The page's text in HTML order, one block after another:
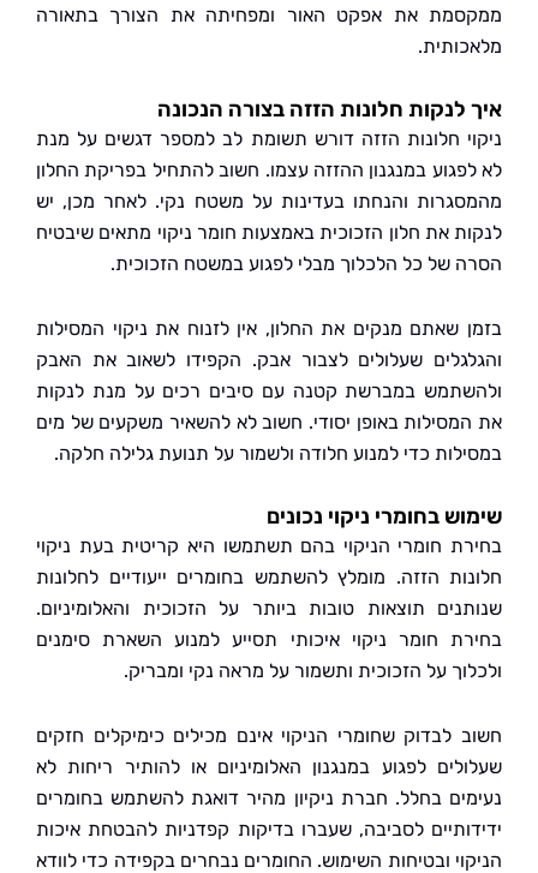
את אפקט האור ומפחיתה את הצורך בתאורה
חלונות הזזה בצורה הנכונה
חלונות הזזה דורש תשומת לב למספר דגשים על מנת
במנגנון ההזזה עצמו. חשוב להתחיל בפריקת החלון
והנחתו בעדינות על משטח נקי. לאחר מכן, יש
את חלון הזכוכית באמצעות חומר ניקוי מתאים שיבטיח
של כל הלכלוך מבלי לפגוע במשטח הזכוכית.
שאתם מנקים את החלון, אין לזנוח את ניקוי המסילות
שעלולים לצבור אבק. הקפידו לשאוב את האבק
במברשת קטנה עם סיבים רכים על מנת לנקות
באופן יסודי. חשוב לא להשאיר משקעים של מים
כדי למנוע חלודה ולשמור על תנועת גלילה חלקה.
בחומרי ניקוי נכונים
חומרי הניקוי בהם תשתמשו היא קריטית בעת ניקוי
הזזה. מומלץ להשתמש בחומרים ייעודיים לחלונות
תוצאות טובות ביותר על הזכוכית והאלומיניום.
חומר ניקוי איכותי תסייע למנוע השארת סימנים
על הזכוכית ותשמור על מראה נקי ומבריק.
לבדוק שחומרי הניקוי אינם מכילים כימיקלים חזקים
לפגוע במנגנון האלומיניום או להותיר ריחות לא
בחלל. חברת ניקיון מהיר דואגת להשתמש בחומרים
לסביבה, שעברו בדיקות קפדניות להבטחת איכות
ובטיחות השימוש. החומרים נבחרים בקפידה כדי לוודא